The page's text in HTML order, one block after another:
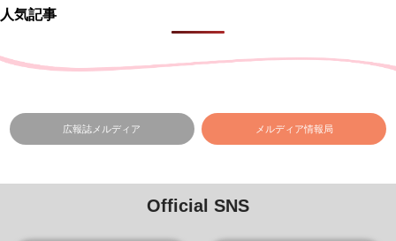
人気記事
広報誌メルディア メルディア情報局
Official SNS